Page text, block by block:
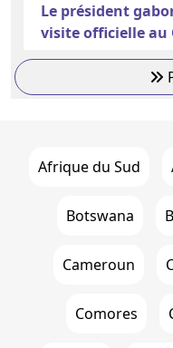
Le président
visite officielle au
Afrique du Sud
Botswana
Cameroun
Comores